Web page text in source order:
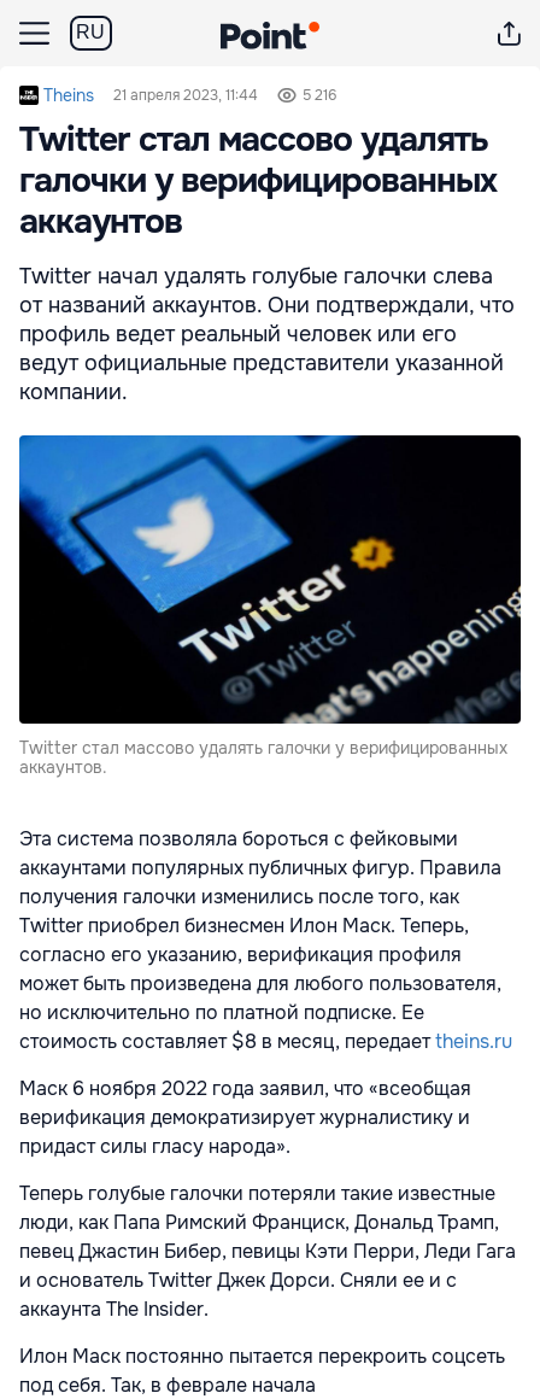
RU
Theins 21 апреля 2023, 11:44 5 216
Twitter стал массово удалять
галочки у верифицированных
аккаунтов
Twitter начал удалять голубые галочки слева
от названий аккаунтов. Они подтверждали, что
профиль ведет реальный человек или его
ведут официальные представители указанной
компании.
Twitter стал массово удалять галочки у верифицированных
аккаунтов.
Эта система позволяла бороться с фейковыми
аккаунтами популярных публичных фигур. Правила
получения галочки изменились после того, как
Twitter приобрел бизнесмен Илон Маск. Теперь,
согласно его указанию, верификация профиля
может быть произведена для любого пользователя,
но исключительно по платной подписке. Ее
стоимость составляет $8 в месяц, передаетtheins.ru
Маск 6 ноября 2022 года заявил, что «всеобщая
верификация демократизирует журналистику и
придаст силы гласу народа».
Теперь голубые галочки потеряли такие известные
люди, как Папа Римский Франциск, Дональд Трамп,
певец Джастин Бибер, певицы Кэти Перри, Леди Гага
и основатель Twitter Джек Дорси. Сняли ее и с
аккаунта The Insider.
Илон Маск постоянно пытается перекроить соцсеть
под себя. Так, в феврале начала